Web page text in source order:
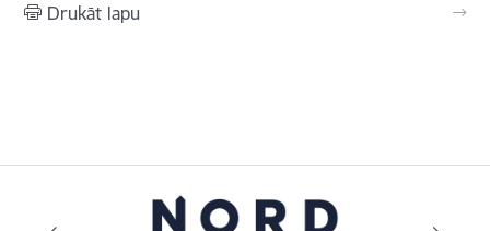
Drukāt lapu